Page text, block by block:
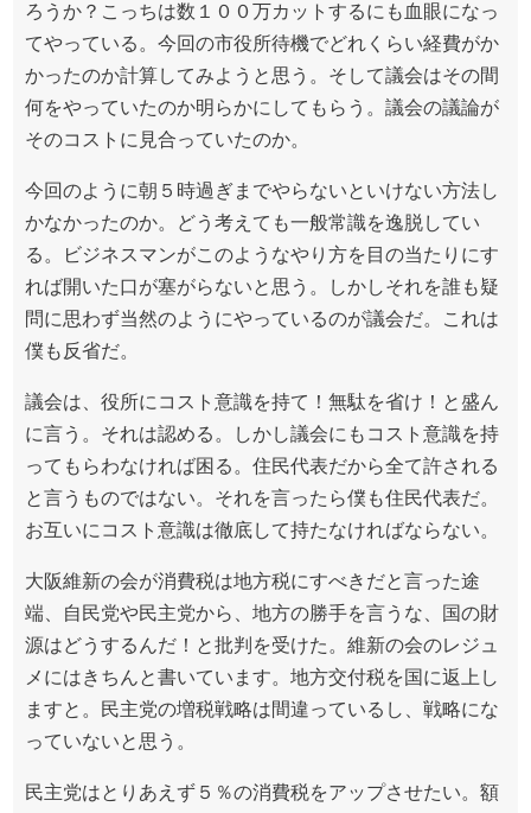
ろうか？こっちは数１００万カットするにも血眼になっ
てやっている。今回の市役所待機でどれくらい経費がか
かったのか計算してみようと思う。そして議会はその間
何をやっていたのか明らかにしてもらう。議会の議論が
そのコストに見合っていたのか。
今回のように朝５時過ぎまでやらないといけない方法し
かなかったのか。どう考えても一般常識を逸脱してい
る。ビジネスマンがこのようなやり方を目の当たりにす
れば開いた口が塞がらないと思う。しかしそれを誰も疑
問に思わず当然のようにやっているのが議会だ。これは
僕も反省だ。
議会は、役所にコスト意識を持て！無駄を省け！と盛ん
に言う。それは認める。しかし議会にもコスト意識を持
ってもらわなければ困る。住民代表だから全て許される
と言うものではない。それを言ったら僕も住民代表だ。
お互いにコスト意識は徹底して持たなければならない。
大阪維新の会が消費税は地方税にすべきだと言った途
端、自民党や民主党から、地方の勝手を言うな、国の財
源はどうするんだ！と批判を受けた。維新の会のレジュ
メにはきちんと書いています。地方交付税を国に返上し
ますと。民主党の増税戦略は間違っているし、戦略にな
っていないと思う。
民主党はとりあえず５％の消費税をアップさせたい。額